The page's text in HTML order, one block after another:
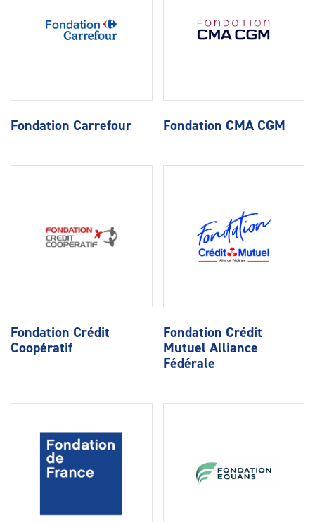
Fondation Carrefour Fondation CMA CGM
Fondation Crédit
Coopératif
Fondation Crédit
Mutuel Alliance
Fédérale